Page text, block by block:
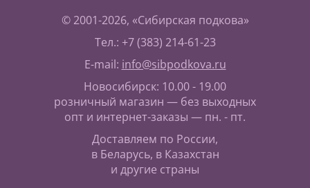
© 2001-2026, «Сибирская подкова»
Тел.: +7 (383) 214-61-23
E-mail: info@sibpodkova.ru
Новосибирск: 10.00 - 19.00
розничный магазин — без выходных
опт и интернет-заказы — пн. - пт.
Доставляем по России,
в Беларусь, в Казахстан
и другие страны